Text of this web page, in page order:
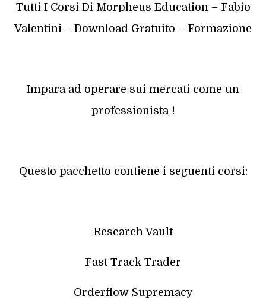
Tutti I Corsi Di Morpheus Education – Fabio
Valentini – Download Gratuito – Formazione
Impara ad operare sui mercati come un
professionista !
Questo pacchetto contiene i seguenti corsi:
Research Vault
Fast Track Trader
Orderflow Supremacy